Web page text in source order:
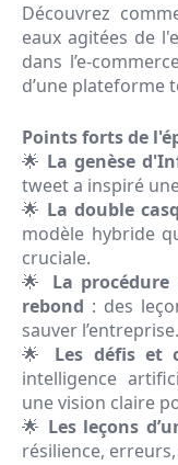
Découvrez
eaux agitées de
dans l’e-
d’une plateforme
Points forts de
🌟 La genèse
tweet a inspiré
🌟 La double
modèle hybride
cruciale.
🌟 La
rebond : des
sauver l’entreprise.
🌟 Les défis et
intelligence
une vision claire
🌟 Les leçons
résilience,